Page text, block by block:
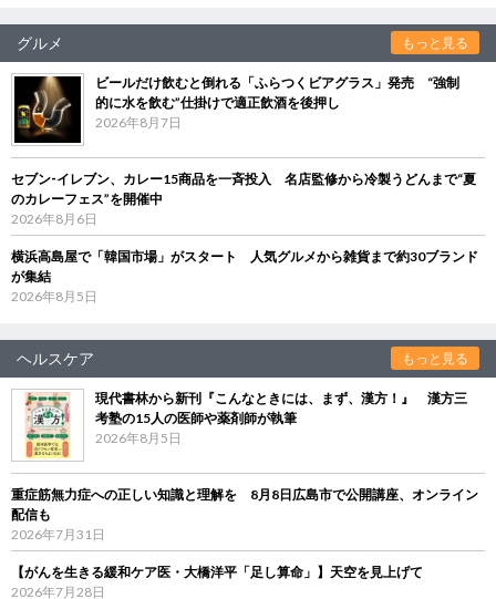
グルメ もっと見る
ビールだけ飲むと倒れる「ふらつくビアグラス」発売 “強制
的に水を飲む”仕掛けで適正飲酒を後押し
2026年8月7日
セブン‐イレブン、カレー15商品を一斉投入 名店監修から冷製うどんまで“夏
のカレーフェス”を開催中
2026年8月6日
横浜高島屋で「韓国市場」がスタート 人気グルメから雑貨まで約30ブランド
が集結
2026年8月5日
ヘルスケア もっと見る
現代書林から新刊『こんなときには、まず、漢方！』 漢方三
考塾の15人の医師や薬剤師が執筆
2026年8月5日
重症筋無力症への正しい知識と理解を 8月8日広島市で公開講座、オンライン
配信も
2026年7月31日
【がんを生きる緩和ケア医・大橋洋平「足し算命」】天空を見上げて
2026年7月28日